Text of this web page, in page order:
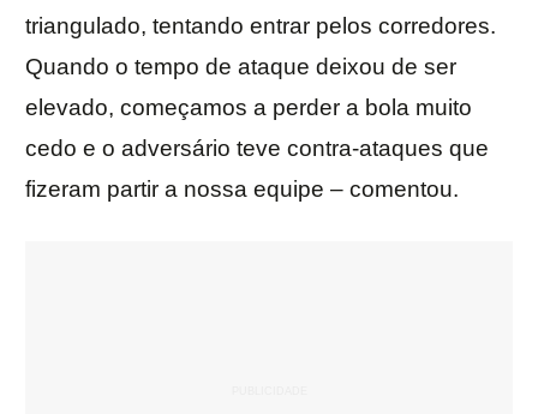
triangulado, tentando entrar pelos corredores.
Quando o tempo de ataque deixou de ser
elevado, começamos a perder a bola muito
cedo e o adversário teve contra-ataques que
fizeram partir a nossa equipe – comentou.